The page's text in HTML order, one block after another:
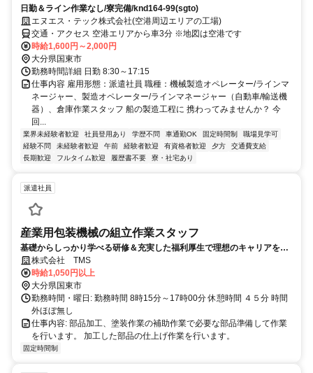
日勤＆ライン作業なし/寮完備/knd164-99(sgto)
エヌエス・テック株式会社(空港周辺エリアの工場)
交通・アクセス 空港エリアから車3分 ※地図は空港です
時給1,600円～2,000円
大分県国東市
勤務時間詳細 日勤 8:30～17:15
仕事内容 雇用形態：派遣社員 職種：機械製造オペレーター/ラインマ
ネージャー、製造オペレーター/ラインマネージャー（自動車/輸送機
器）、倉庫作業スタッフ 船の製造工程に 携わってみませんか？ 今
回...
業界未経験者歓迎 社員登用あり 学歴不問 車通勤OK 固定時間制
職場見学可
経験不問
未経験者歓迎 午前 経験者歓迎 有資格者歓迎 夕方
交通費支給
長期歓迎
フルタイム歓迎 履歴書不要 寮・社宅あり
派遣社員
産業用包装機械の組立作業スタッフ
基礎からしっかり学べる研修＆充実した福利厚生で理想のキャリアを創
造 株式会社 TMS
時給1,050円以上
大分県国東市
勤務時間・曜日: 勤務時間 8時15分～17時00分 休憩時間 ４５分 時間
外ほぼ無し
仕事内容: 部品加工、塗装作業の補助作業で必要な部品準備して作業
を行います。 加工した部品の仕上げ作業を行います。
固定時間制